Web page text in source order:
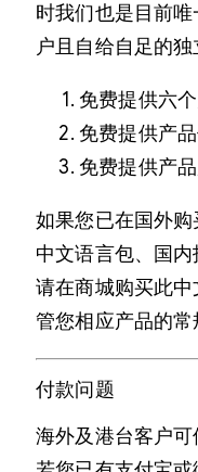
时我们也是目前
户且自给自足的独
免费提供六
免费提供产
免费提供产
如果您已在国外购
中文语言包、国内
请在商城购买此
管您相应产品的常
付款问题
海外及港台客户可